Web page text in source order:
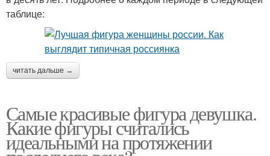
таблице:
читать дальше →
Самые красивые фигура девушка.
Какие фигуры считались
идеальными на протяжении